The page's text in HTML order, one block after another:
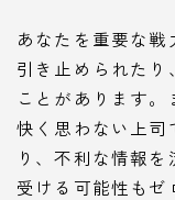
あなたを重要な戦
引き止められたり
ことがあります
快く思わない上司
り、不利な情報
受ける可能性もゼ